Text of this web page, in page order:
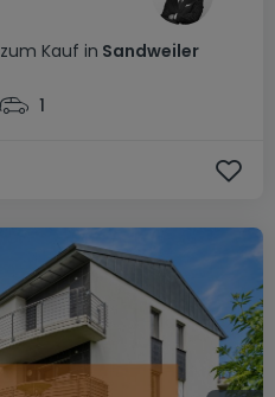
zum Kauf in Sandweiler
1